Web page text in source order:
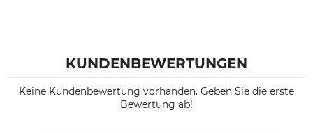
KUNDENBEWERTUNGEN
Keine Kundenbewertung vorhanden. Geben Sie die erste
Bewertung ab!